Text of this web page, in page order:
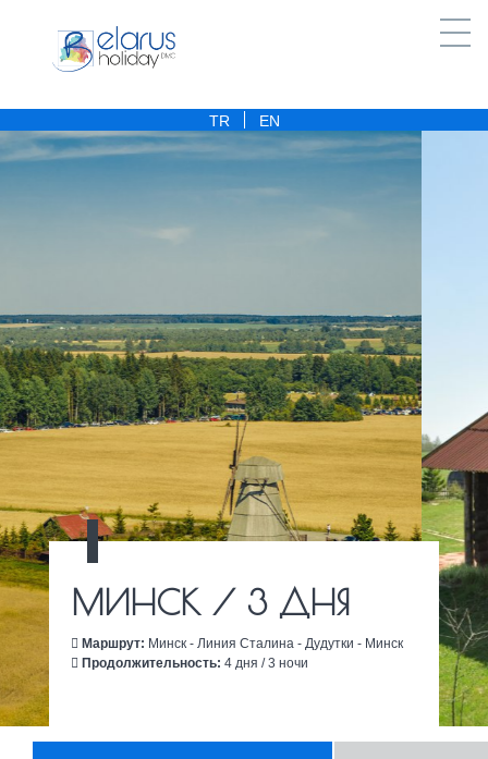
TR EN
Туризм/ Программы туров
МИНСК / 3 ДНЯ
Маршрут: Минск - Линия Сталина - Дудутки - Минск
Продолжительность: 4 дня / 3 ночи